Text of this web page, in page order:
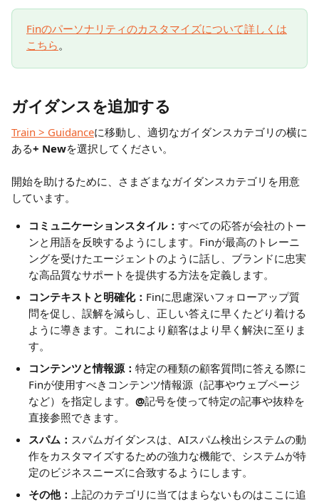
Finのパーソナリティのカスタマイズについて詳しくは
こちら。
ガイダンスを追加する
Train > Guidanceに移動し、適切なガイダンスカテゴリの横に
ある+ Newを選択してください。
開始を助けるために、さまざまなガイダンスカテゴリを用意
しています。
コミュニケーションスタイル： すべての応答が会社のトー
ンと用語を反映するようにします。Finが最高のトレーニ
ングを受けたエージェントのように話し、ブランドに忠実
な高品質なサポートを提供する方法を定義します。
コンテキストと明確化： Finに思慮深いフォローアップ質
問を促し、誤解を減らし、正しい答えに早くたどり着ける
ように導きます。これにより顧客はより早く解決に至りま
す。
コンテンツと情報源： 特定の種類の顧客質問に答える際に
Finが使用すべきコンテンツ情報源（記事やウェブページ
など）を指定します。 @記号を使って特定の記事や抜粋を
直接参照できます。
スパム： スパムガイダンスは、AIスパム検出システムの動
作をカスタマイズするための強力な機能で、システムが特
定のビジネスニーズに合致するようにします。
その他： 上記のカテゴリに当てはまらないものはここに追